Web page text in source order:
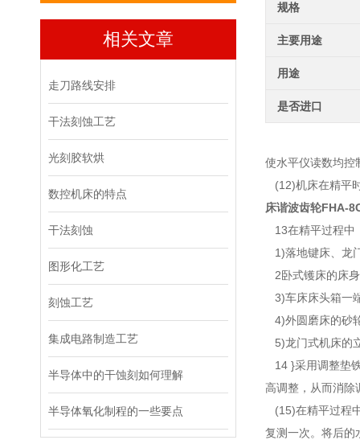
相关文章
走刀路线安排
干法刻蚀工艺
光刻胶软烘
数控机床的特点
干法刻蚀
图形化工艺
刻蚀工艺
集成电路制造工艺
半导体中的干蚀刻如何理解
半导体氧化制程的一些要点
规格
主要用途
用途
是否进口
使水平仪读数均
(12)机床在精平
床谐波齿轮FHA-
13在精平过程中
1)落地键床、龙
2卧式镬床的床
3)车床床头箱一
4)外圆磨床的砂
5)龙门式机床的
14 }采用调整垫
高调整，从而消除
(15)在精平过程
复测一次。 将后的